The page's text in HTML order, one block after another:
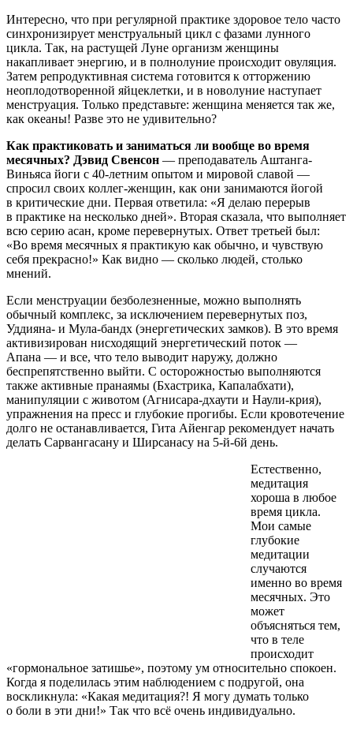
Интересно, что при регулярной практике здоровое тело часто
синхронизирует менструальный цикл с фазами лунного
цикла. Так, на растущей Луне организм женщины
накапливает энергию, и в полнолуние происходит овуляция.
Затем репродуктивная система готовится к отторжению
неоплодотворенной яйцеклетки, и в новолуние наступает
менструация. Только представьте: женщина меняется так же,
как океаны! Разве это не удивительно?
Как практиковать и заниматься ли вообще во время
месячных? Дэвид Свенсон — преподаватель Аштанга-
Виньяса йоги с 40-летним опытом и мировой славой —
спросил своих коллег-женщин, как они занимаются йогой
в критические дни. Первая ответила: «Я делаю перерыв
в практике на несколько дней». Вторая сказала, что выполняет
всю серию асан, кроме перевернутых. Ответ третьей был:
«Во время месячных я практикую как обычно, и чувствую
себя прекрасно!» Как видно — сколько людей, столько
мнений.
Если менструации безболезненные, можно выполнять
обычный комплекс, за исключением перевернутых поз,
Уддияна- и Мула-бандх (энергетических замков). В это время
активизирован нисходящий энергетический поток —
Апана — и все, что тело выводит наружу, должно
беспрепятственно выйти. С осторожностью выполняются
также активные пранаямы (Бхастрика, Капалабхати),
манипуляции с животом (Агнисара-дхаути и Наули-крия),
упражнения на пресс и глубокие прогибы. Если кровотечение
долго не останавливается, Гита Айенгар рекомендует начать
делать Сарвангасану и Ширсанасу на 5-й-6й день.
Естественно,
медитация
хороша в любое
время цикла.
Мои самые
глубокие
медитации
случаются
именно во время
месячных. Это
может
объясняться тем,
что в теле
происходит
«гормональное затишье», поэтому ум относительно спокоен.
Когда я поделилась этим наблюдением с подругой, она
воскликнула: «Какая медитация?! Я могу думать только
о боли в эти дни!» Так что всё очень индивидуально.